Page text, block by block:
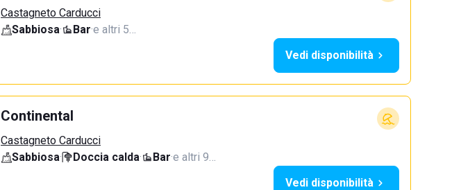
Castagneto Carducci
Sabbiosa· Bar·e altri 5…
Vedi disponibilità
Continental
Castagneto Carducci
Sabbiosa· Doccia calda· Bar·e altri 9…
Vedi disponibilità